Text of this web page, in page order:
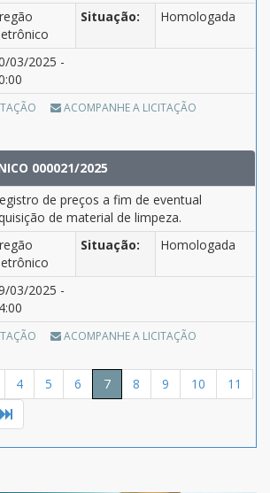
Situação: Homologada
03/2025 -
ACOMPANHE A LICITAÇÃO
000021/2025
de preços a fim de eventual
de material de limpeza.
Situação: Homologada
03/2025 -
ACOMPANHE A LICITAÇÃO
4 5 6 7 8 9 10
11